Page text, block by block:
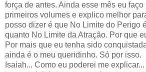
força de antes. Ainda esse mês eu
primeiros volumes e explico melhor
posso dizer é que No Limite do Perigo
quanto No Limite da Atração. Por que
Por mais que eu tenha sido
ainda é o meu queridinho. Só por isso.
Isaiah... Como eu poderei me